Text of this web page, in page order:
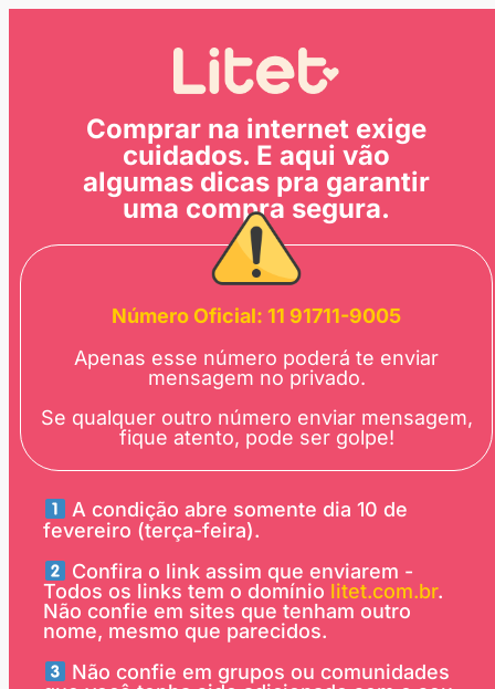
Comprar na internet exige
cuidados. E aqui vão
algumas dicas pra garantir
uma compra segura.
Número Oficial: 11 91711-9005
Apenas esse número poderá te enviar
mensagem no privado.
Se qualquer outro número enviar mensagem,
fique atento, pode ser golpe!
A condição abre somente dia 10 de
fevereiro (terça-feira).
Confira o link assim que enviarem -
Todos os links tem o domínio litet.com.br.
Não confie em sites que tenham outro
nome, mesmo que parecidos.
Não confie em grupos ou comunidades